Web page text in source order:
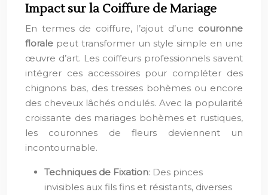
Impact sur la Coiffure de Mariage
En termes de coiffure, l’ajout d’une couronne
florale peut transformer un style simple en une
œuvre d’art. Les coiffeurs professionnels savent
intégrer ces accessoires pour compléter des
chignons bas, des tresses bohèmes ou encore
des cheveux lâchés ondulés. Avec la popularité
croissante des mariages bohèmes et rustiques,
les couronnes de fleurs deviennent un
incontournable.
Techniques de Fixation: Des pinces
invisibles aux fils fins et résistants, diverses